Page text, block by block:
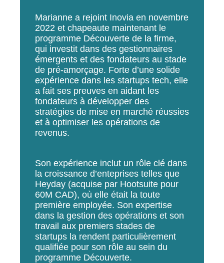
Marianne a rejoint Inovia en novembre
2022 et chapeaute maintenant le
programme Découverte de la firme,
qui investit dans des gestionnaires
émergents et des fondateurs au stade
de pré-amorçage. Forte d’une solide
expérience dans les startups tech, elle
a fait ses preuves en aidant les
fondateurs à développer des
stratégies de mise en marché réussies
et à optimiser les opérations de
revenus.
Son expérience inclut un rôle clé dans
la croissance d’enteprises telles que
Heyday (acquise par Hootsuite pour
60M CAD), où elle était la toute
première employée. Son expertise
dans la gestion des opérations et son
travail aux premiers stades de
startups la rendent particulièrement
qualifiée pour son rôle au sein du
programme Découverte.